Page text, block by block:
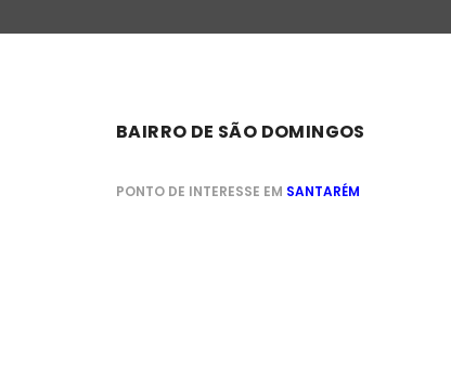
BAIRRO DE SÃO DOMINGOS
PONTO DE INTERESSE EM SANTARÉM